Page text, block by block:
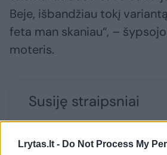
Lrytas.lt - Do Not Process My
Beje, išbandžiau tokį
feta man skaniau“, –
moteris.
Susiję straipsniai